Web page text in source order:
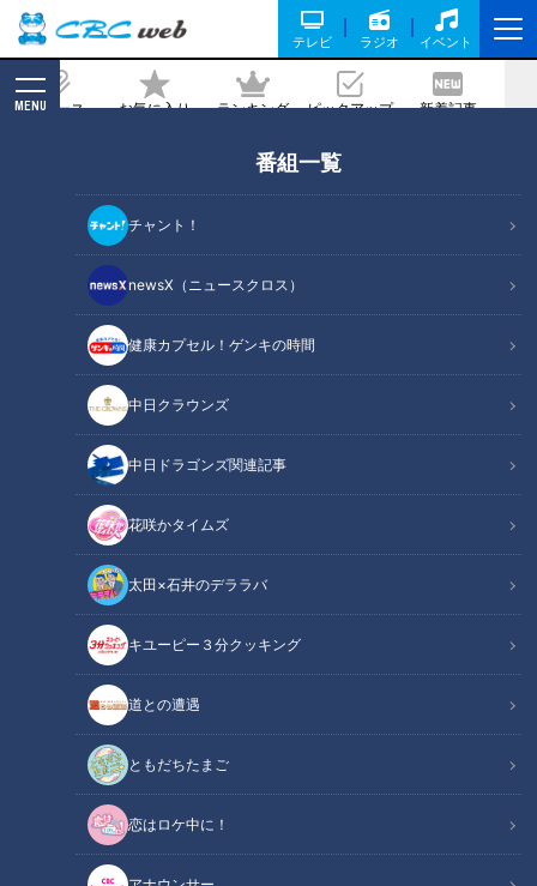
テレビ ラジオ イベント
ニュース お気に入り ランキング ピックアップ 新着記事
MENU
番組一覧
チャント！
newsX（ニュースクロス）
健康カプセル！ゲンキの時間
中日クラウンズ
中日ドラゴンズ関連記事
花咲かタイムズ
太田×石井のデララバ
キユーピー３分クッキング
道との遭遇
ともだちたまご
恋はロケ中に！
ンも！全国4店舗しかないモロゾフのプ
レミアムライン「エクラ」【デパチャ
2022/09/02 18:45
デパチャン
「デパチャン」動画
デパチャンのもぐもぐ担当・ハナミが、全国に4店舗しかない
という、洋菓子店「モロゾフ」のプレミアムブランドの絶品ス
イーツを紹介。フォロワー数8万2000人以上の人気